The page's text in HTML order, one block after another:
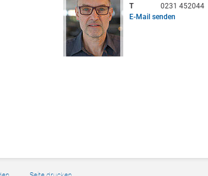
T
0231 452044
E-Mail senden